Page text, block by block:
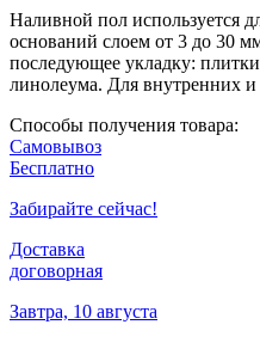
Наливной пол используется
оснований слоем от 3 до 30
последующее укладку:
линолеума. Для внутренних
Способы получения товара:
Самовывоз
Бесплатно
Забирайте сейчас!
Доставка
договорная
Завтра, 10 августа